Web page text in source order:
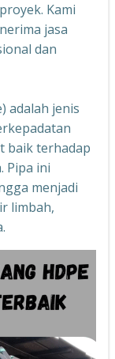
Kami
jasa
dan
adalah jenis
baik terhadap
Pipa ini
menjadi
limbah,